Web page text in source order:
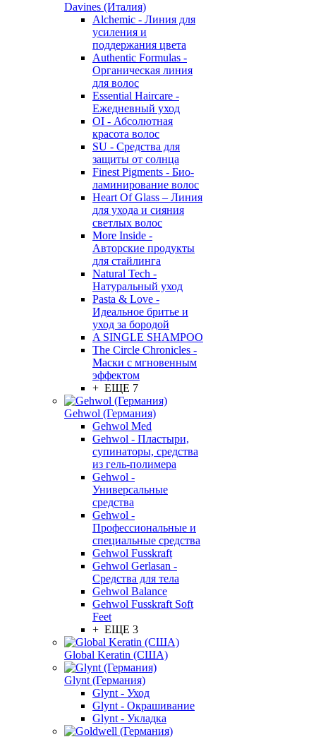
Davines (Италия)
Alchemic - Линия для
усиления и
поддержания цвета
Authentic Formulas -
Органическая линия
для волос
Essential Haircare -
Eжедневный уход
OI - Абсолютная
красота волос
SU - Средства для
защиты от солнца
Finest Pigments - Био-
ламинирование волос
Heart Of Glass – Линия
для ухода и сияния
светлых волос
More Inside -
Авторские продукты
для стайлинга
Natural Tech -
Натуральный уход
Pasta & Love -
Идеальное бритье и
уход за бородой
A SINGLE SHAMPOO
The Circle Chronicles -
Маски с мгновенным
эффектом
+ ЕЩЕ 7
Gehwol (Германия)
Gehwol Med
Gehwol - Пластыри,
супинаторы, средства
из гель-полимера
Gehwol -
Универсальные
средства
Gehwol -
Профессиональные и
специальные средства
Gehwol Fusskraft
Gehwol Gerlasan -
Средства для тела
Gehwol Balance
Gehwol Fusskraft Soft
Feet
+ ЕЩЕ 3
Global Keratin (США)
Glynt (Германия)
Glynt - Уход
Glynt - Окрашивание
Glynt - Укладка